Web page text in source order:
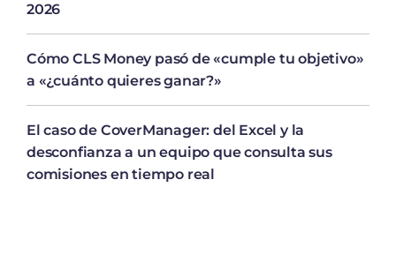
2026
Cómo CLS Money pasó de «cumple tu objetivo»
a «¿cuánto quieres ganar?»
El caso de CoverManager: del Excel y la
desconfianza a un equipo que consulta sus
comisiones en tiempo real